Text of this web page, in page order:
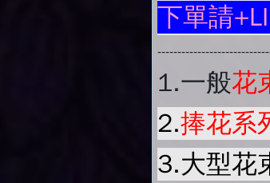
下單請
1.一般花
2.捧花系
3.大型花